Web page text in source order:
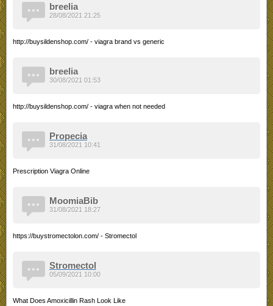
breelia
http://buysildenshop.com/ - viagra brand vs generic
28/08/2021 21:25
breelia
http://buysildenshop.com/ - viagra when not needed
30/08/2021 01:53
Propecia
Prescription Viagra Online
31/08/2021 10:41
MoomiaBib
https://buystromectolon.com/ - Stromectol
31/08/2021 18:27
Stromectol
What Does Amoxicillin Rash Look Like
05/09/2021 10:00